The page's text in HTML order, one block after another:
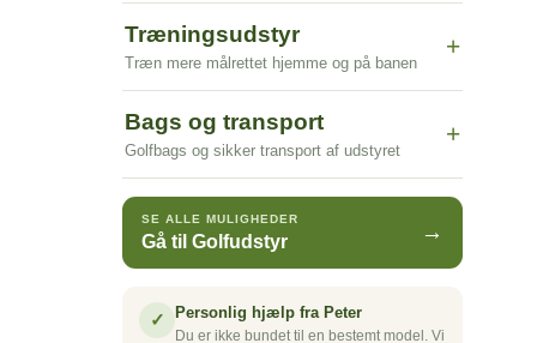
Træningsudstyr
Træn mere målrettet hjemme og på banen
+
Bags og transport
Golfbags og sikker transport af udstyret
+
SE ALLE MULIGHEDER
Gå til Golfudstyr →
✓ Personlig hjælp fra Peter
Du er ikke bundet til en bestemt model. Vi